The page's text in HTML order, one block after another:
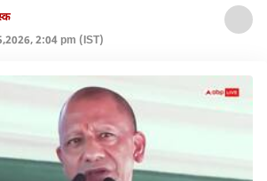
2:04 pm (IST)